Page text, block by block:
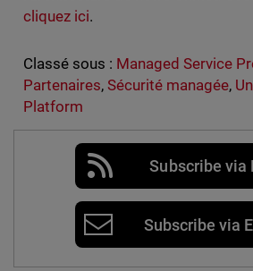
cliquez ici.
Classé sous : Managed Service
Partenaires, Sécurité managée,
Platform
Subscribe via
Subscribe via